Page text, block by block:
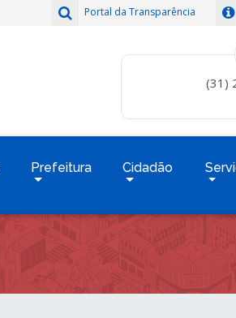
Portal da Transparência
(31)
Prefeitura Cidadão